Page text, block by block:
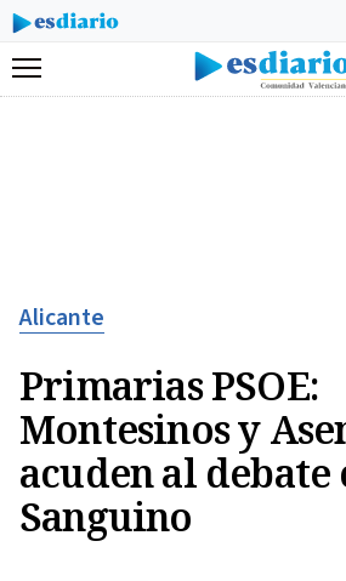
Menú
Alicante
Primarias PSOE:
Montesinos y
acuden al debate
Sanguino